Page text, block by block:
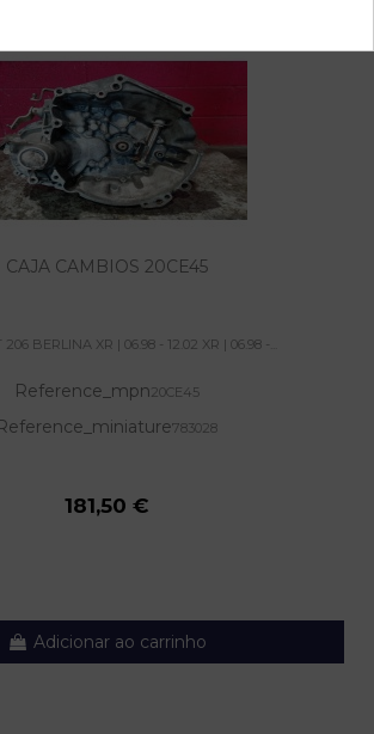
CAJA CAMBIOS 20CE45
BERLINA XR | 06.98 - 12.02 XR | 06.98 -...
Reference_mpn20CE45
Reference_miniature783028
181,50 €
Adicionar ao carrinho